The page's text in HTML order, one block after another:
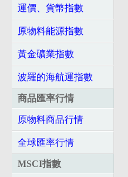
運價、貨幣指數
原物料能源指數
黃金礦業指數
波羅的海航運指數
商品匯率行情
原物料商品行情
全球匯率行情
MSCI指數